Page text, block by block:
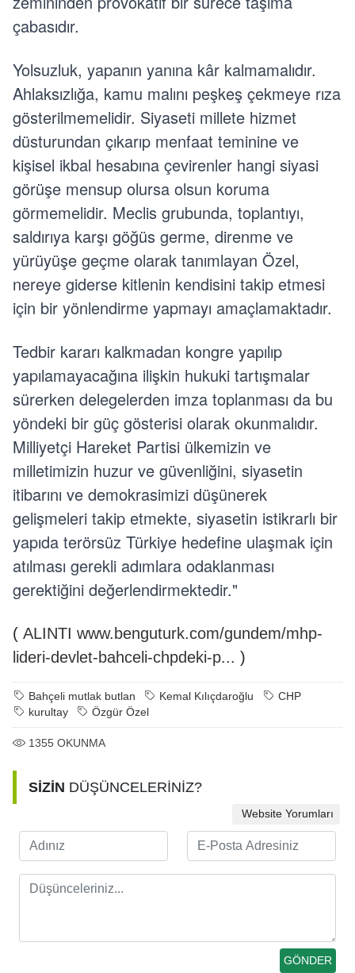
çabasıdır.
Yolsuzluk, yapanın yanına kâr kalmamalıdır.
Ahlaksızlığa, kamu malını peşkeş çekmeye rıza
gösterilmemelidir. Siyaseti millete hizmet
düsturundan çıkarıp menfaat teminine ve
kişisel ikbal hesabına çevirenler hangi siyasi
görüşe mensup olursa olsun koruma
görmemelidir. Meclis grubunda, toplantıyı,
saldırıya karşı göğüs germe, direnme ve
yürüyüşe geçme olarak tanımlayan Özel,
nereye giderse kitlenin kendisini takip etmesi
için bir yönlendirme yapmayı amaçlamaktadır.
Tedbir kararı kalkmadan kongre yapılıp
yapılamayacağına ilişkin hukuki tartışmalar
sürerken delegelerden imza toplanması da bu
yöndeki bir güç gösterisi olarak okunmalıdır.
Milliyetçi Hareket Partisi ülkemizin ve
milletimizin huzur ve güvenliğini, siyasetin
itibarını ve demokrasimizi düşünerek
gelişmeleri takip etmekte, siyasetin istikrarlı bir
yapıda terörsüz Türkiye hedefine ulaşmak için
atılması gerekli adımlara odaklanması
gerektiğini değerlendirmektedir."
( ALINTI www.benguturk.com/gundem/mhp-
lideri-devlet-bahceli-chpdeki-p... )
Bahçeli mutlak butlan Kemal Kılıçdaroğlu
CHP
kurultay
Özgür Özel
1355 OKUNMA
SİZİN DÜŞÜNCELERİNİZ?
Website Yorumları